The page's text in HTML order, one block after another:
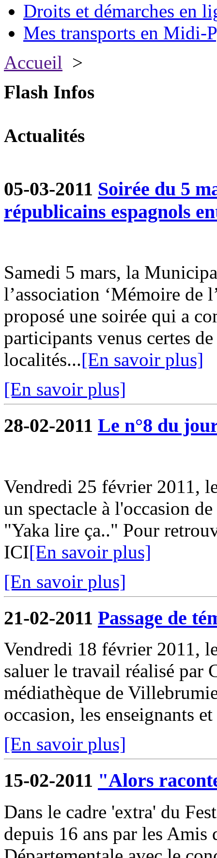
Droits et démarches en
Mes transports en Midi-
Accueil >
Flash Infos
Actualités
05-03-2011 Soirée du 5
républicains espagnols
Samedi 5 mars, la
l’association ‘Mémoire de
proposé une soirée qui a
participants venus certes
localités...[En savoir plus]
[En savoir plus]
28-02-2011 Le n°8 du
Vendredi 25 février 2011,
un spectacle à l'occasion
"Yaka lire ça.." Pour
ICI[En savoir plus]
[En savoir plus]
21-02-2011 Passage de
Vendredi 18 février 2011,
saluer le travail réalisé par
médiathèque de
occasion, les enseignants
[En savoir plus]
15-02-2011 "Alors
Dans le cadre 'extra' du
depuis 16 ans par les Amis